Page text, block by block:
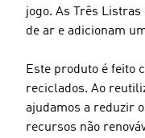
jogo. As Três
de ar e adicionam
Este produto é feito
reciclados. Ao
ajudamos a reduzir
recursos não